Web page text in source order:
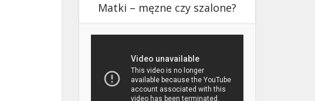
Matki – męzne czy szalone?